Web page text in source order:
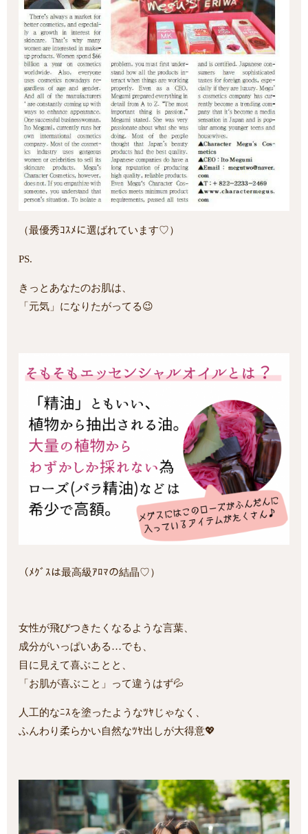
（最優秀ｺｽﾒに選ばれています♡）
PS.
きっとあなたのお肌は、
「元気」になりたがってる😉
（ﾒｸﾞｽは最高級ｱﾛﾏの結晶♡）
女性が飛びつきたくなるような言葉、
成分がいっぱいある…でも、
目に見えて喜ぶことと、
「お肌が喜ぶこと」って違うはず💦
人工的なﾆｽを塗ったようなﾂﾔじゃなく、
ふんわり柔らかい自然なﾂﾔ出しが大得意💖